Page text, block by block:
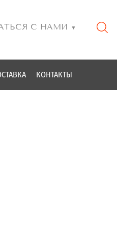
С НАМИ ▼
КОНТАКТЫ